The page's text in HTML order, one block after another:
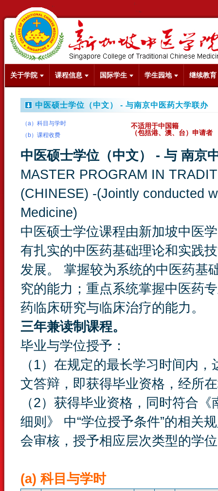
关于学院 课程信息 国际学生 学生园地 继续教育
中医硕士学位（中文） - 与南京中医药大学联办
（a）科目与学时
（b）课程收费
不适用于中国籍
（包括港、澳、台）申请者
中医硕士学位（中文） - 与 南京
MASTER PROGRAM IN
(CHINESE) -(Jointly conducted
Medicine)
中医硕士学位课程由新加坡中医
有扎实的中医药基础理论和实践
发展。 掌握较为系统的中医药基
究的能力；重点系统掌握中医药
药临床研究与临床治疗的能力。
三年兼读制课程。
毕业与学位授予：
（1）在规定的最长学习时间内
文答辩，即获得毕业资格，经所
（2）获得毕业资格，同时符合
细则》 中“学位授予条件”的相关
会审核，授予相应层次类型的学
(a) 科目与学时